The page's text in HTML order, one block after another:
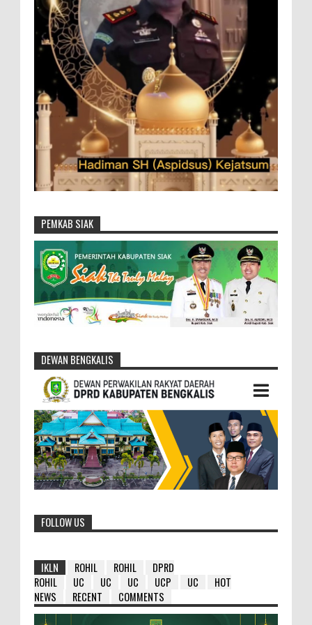
PEMKAB SIAK
DEWAN BENGKALIS
FOLLOW US
IKLN ROHIL ROHIL
DPRD
ROHIL
UC UC UC UCP UC
HOT
NEWS
RECENT COMMENTS